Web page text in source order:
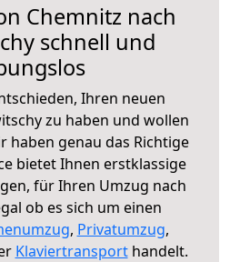
Chemnitz nach
schnell und
Ihren neuen
zu haben und wollen
haben genau das Richtige
bietet Ihnen erstklassige
für Ihren Umzug nach
ob es sich um einen
, Privatumzug,
Klaviertransporthandelt.